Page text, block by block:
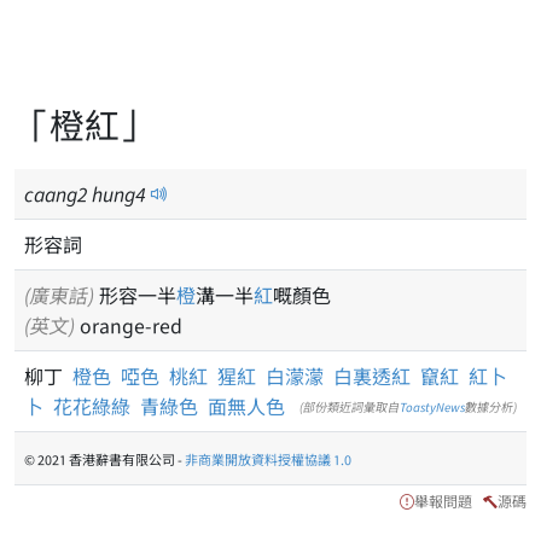
「橙紅」
caang2hung4
形容詞
(廣東話) 形容一半橙溝一半紅嘅顏色
(英文) orange-red
柳丁 橙色 啞色 桃紅 猩紅 白濛濛 白裏透紅 竄紅 紅卜
卜 花花綠綠 青綠色 面無人色 (部份類近詞彙取自ToastyNews數據分析)
© 2021 香港辭書有限公司 -非商業開放資料授權協議 1.0
舉報問題 源碼